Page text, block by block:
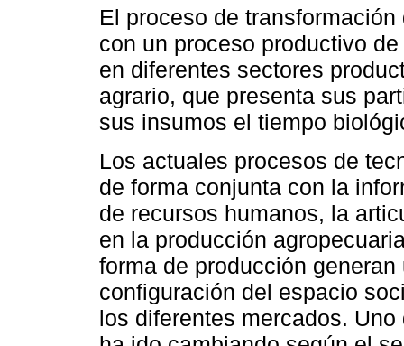
El proceso de
con un proceso productivo
en diferentes sectores
agrario, que presenta sus
sus insumos el tiempo
Los actuales procesos de
de forma conjunta con la
de recursos humanos, la
en la producción
forma de producción
configuración del espacio
los diferentes mercados.